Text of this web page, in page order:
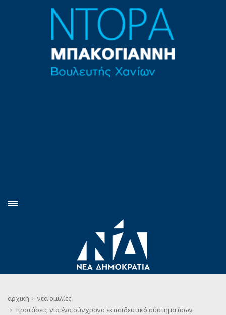
αρχική νεα ομιλίες
προτάσεις για ένα σύγχρονο εκπαιδευτικό σύστημα ίσων